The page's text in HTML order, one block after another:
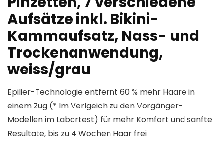
Aufsätze inkl. Bikini-
Kammaufsatz, Nass- und
Trockenanwendung,
weiss/grau
Epilier-Technologie entfernt 60 % mehr Haare in
einem Zug (* Im Verlgeich zu den Vorgänger-
Modellen im Labortest) für mehr Komfort und sanfte
Resultate, bis zu 4 Wochen Haar frei